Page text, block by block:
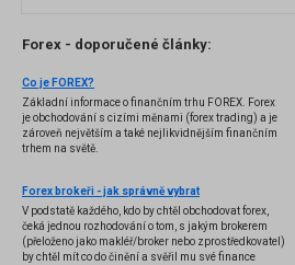
Forex - doporučené články:
Co je FOREX?
Základní informace o finančním trhu FOREX. Forex
je obchodování s cizími měnami (forex trading) a je
zároveň největším a také nejlikvidnějším finančním
trhem na světě.
Forex brokeři - jak správně vybrat
V podstatě každého, kdo by chtěl obchodovat forex,
čeká jednou rozhodování o tom, s jakým brokerem
(přeloženo jako makléř/broker nebo zprostředkovatel)
by chtěl mít co do činění a svěřil mu své finance